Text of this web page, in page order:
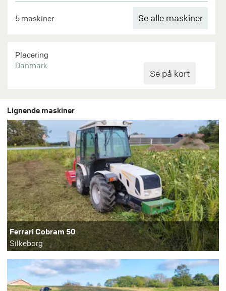
5 maskiner Se alle maskiner
Placering
Danmark
Lignende maskiner
Ferrari Cobram 50
Silkeborg